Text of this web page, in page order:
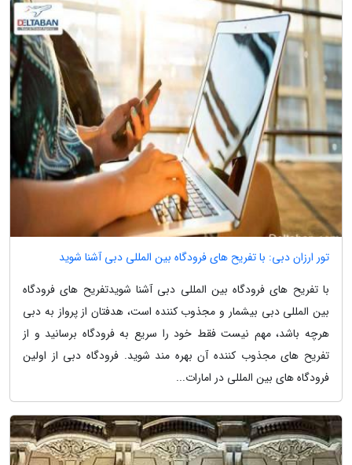
تور ارزان دبی: با تفریح های فرودگاه بین المللی دبی آشنا شوید
با تفریح های فرودگاه بین المللی دبی آشنا شویدتفریح های فرودگاه
بین المللی دبی بیشمار و مجذوب کننده است، هدفتان از پرواز به دبی
هرچه باشد، مهم نیست فقط خود را سریع به فرودگاه برسانید و از
تفریح های مجذوب کننده آن بهره مند شوید. فرودگاه دبی از اولین
فرودگاه های بین المللی در امارات...